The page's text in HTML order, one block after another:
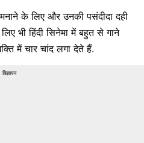
मनाने के लिए और उनकी पसंदीदा दही
भी हिंदी सिनेमा में बहुत से गाने
में चार चांद लगा देते हैं.
विज्ञापन